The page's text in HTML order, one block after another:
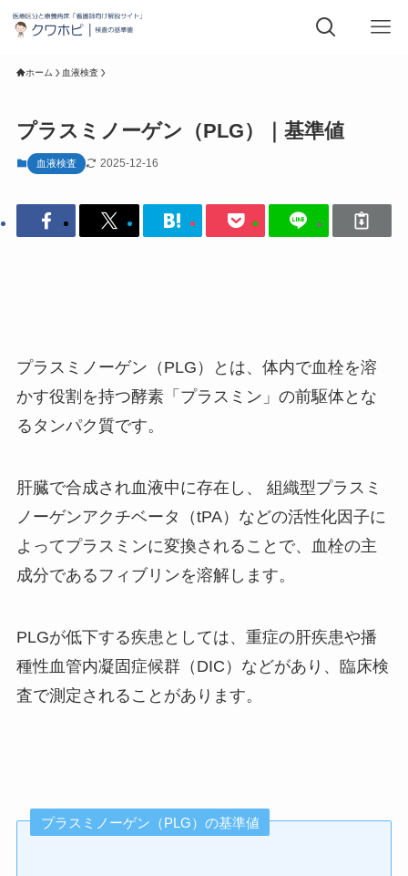
ホーム 血液検査
プラスミノーゲン（PLG）｜基準値
血液検査 2025-12-16
プラスミノーゲン（PLG）とは、体内で血栓を溶
かす役割を持つ酵素「プラスミン」の前駆体とな
るタンパク質です。
肝臓で合成され血液中に存在し、 組織型プラスミ
ノーゲンアクチベータ（tPA）などの活性化因子に
よってプラスミンに変換されることで、血栓の主
成分であるフィブリンを溶解します。
PLGが低下する疾患としては、重症の肝疾患や播
種性血管内凝固症候群（DIC）などがあり、臨床検
査で測定されることがあります。
プラスミノーゲン（PLG）の基準値